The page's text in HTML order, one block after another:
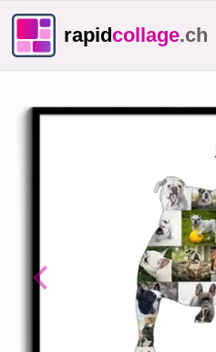
rapidcollage.ch
Previous